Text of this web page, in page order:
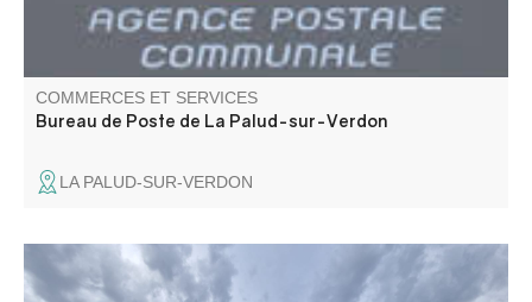
COMMERCES ET SERVICES
Bureau de Poste de La Palud-sur-Verdon
LA PALUD-SUR-VERDON
La secrétaire de mairie est à votre disposition pour toutes